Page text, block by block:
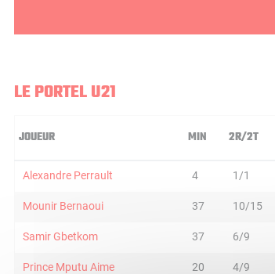
LE PORTEL U21
JOUEUR MIN 2R/2T
Alexandre Perrault 4 1/1
Mounir Bernaoui 37 10/15
Samir Gbetkom 37 6/9
Prince Mputu Aime 20 4/9